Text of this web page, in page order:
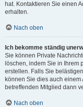
hat. Kontaktieren Sie einen
erhalten.
Nach oben
Ich bekomme ständig
Sie können Private
löschen, indem Sie in Ihrem
erstellen. Falls Sie
können Sie dies auch
betreffenden Mitglied dann
Nach oben